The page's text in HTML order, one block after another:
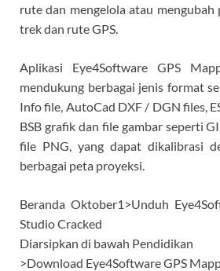
rute dan mengelola atau
trek dan rute GPS.
Aplikasi Eye4Software GPS
mendukung berbagai jenis format
Info file, AutoCad DXF / DGN files,
BSB grafik dan file gambar seperti
file PNG, yang dapat dikalibrasi
berbagai peta proyeksi.
Beranda Oktober1>Unduh
Studio Cracked
Diarsipkan di bawah Pendidikan
>Download Eye4Software GPS